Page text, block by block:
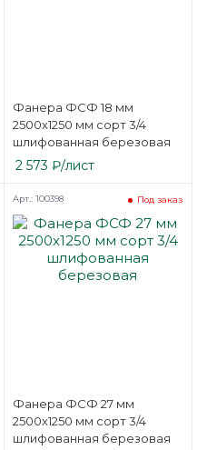
Фанера ФСФ 18 мм
2500х1250 мм сорт 3/4
шлифованная березовая
2 573 ₽/лист
Фанера ФСФ 27 мм
2500х1250 мм сорт 3/4
шлифованная березовая
Под заказ
Арт.: 100398